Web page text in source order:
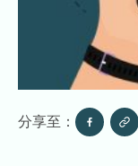
分享至：